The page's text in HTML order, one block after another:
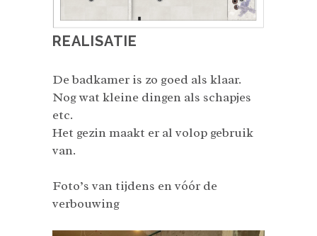
REALISATIE
De badkamer is zo goed als klaar.
Nog wat kleine dingen als schapjes
etc.
Het gezin maakt er al volop gebruik
van.
Foto’s van tijdens en vóór de
verbouwing